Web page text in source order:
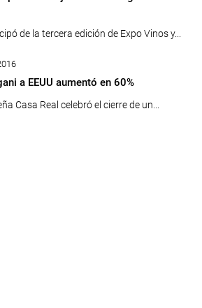
de la tercera edición de Expo Vinos y...
a EEUU aumentó en 60%
Casa Real celebró el cierre de un...